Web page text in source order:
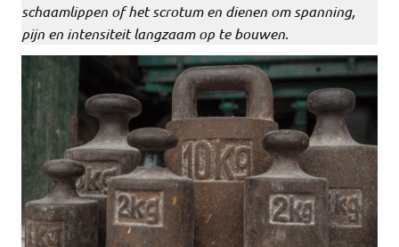
schaamlippen of het scrotum en dienen om spanning,
pijn en intensiteit langzaam op te bouwen.